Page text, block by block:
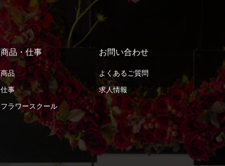
商品・仕事
商品
仕事
フラワースクール
お問い合わせ
よくあるご質問
求人情報